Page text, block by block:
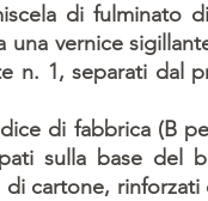
di fulminato
vernice
n. 1, separati dal
di fabbrica (B
sulla base del
cartone, rinforzati